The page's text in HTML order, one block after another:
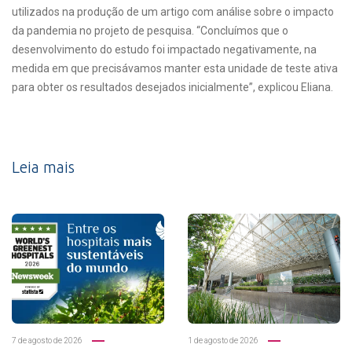
utilizados na produção de um artigo com análise sobre o impacto
da pandemia no projeto de pesquisa. “Concluímos que o
desenvolvimento do estudo foi impactado negativamente, na
medida em que precisávamos manter esta unidade de teste ativa
para obter os resultados desejados inicialmente”, explicou Eliana.
Leia mais
7 de agosto de 2026 1 de agosto de 2026